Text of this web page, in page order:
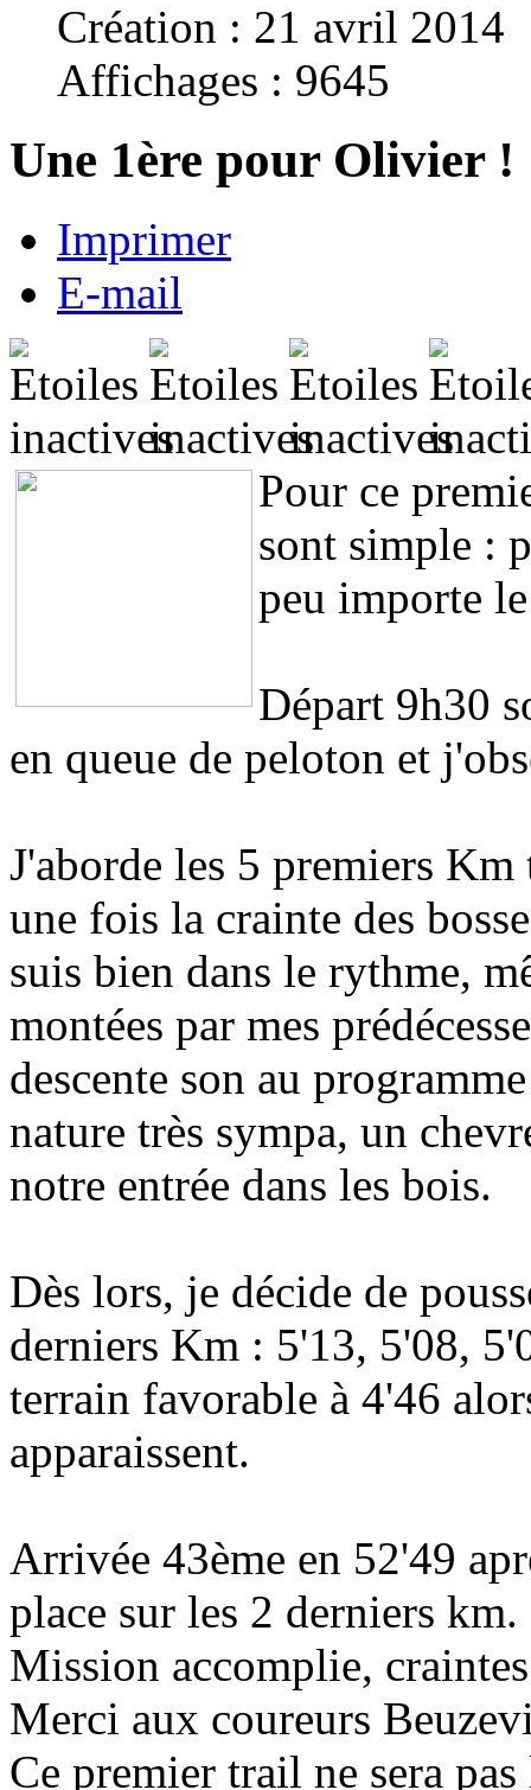
Création : 21 avril 2014
Affichages : 9645
Une 1ère pour Olivier !
Imprimer
E-mail
Pour ce
sont simple :
peu importe
Départ 9h30
en queue de peloton et
J'aborde les 5 premiers
une fois la crainte des
suis bien dans le rythme,
montées par mes
descente son au
nature très sympa, un
notre entrée dans les bois.
Dès lors, je décide de
derniers Km : 5'13, 5'08,
terrain favorable à 4'46
apparaissent.
Arrivée 43ème en 52'49
place sur les 2 derniers km.
Mission accomplie,
Merci aux coureurs
Ce premier trail ne sera